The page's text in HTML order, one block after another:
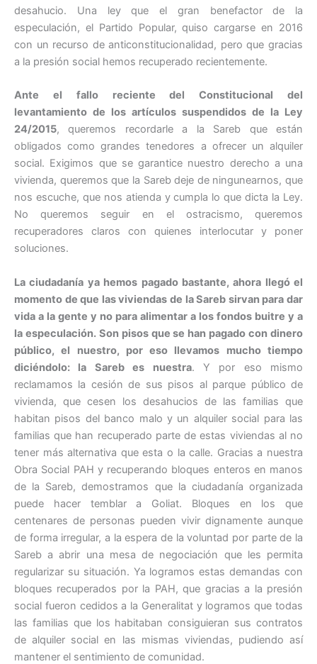
desahucio. Una ley que el gran benefactor de la
especulación, el Partido Popular, quiso cargarse en 2016
con un recurso de anticonstitucionalidad, pero que gracias
a la presión social hemos recuperado recientemente.
Ante el fallo reciente del Constitucional del
levantamiento de los artículos suspendidos de la Ley
24/2015, queremos recordarle a la Sareb que están
obligados como grandes tenedores a ofrecer un alquiler
social. Exigimos que se garantice nuestro derecho a una
vivienda, queremos que la Sareb deje de ningunearnos, que
nos escuche, que nos atienda y cumpla lo que dicta la Ley.
No queremos seguir en el ostracismo, queremos
recuperadores claros con quienes interlocutar y poner
soluciones.
La ciudadanía ya hemos pagado bastante, ahora llegó el
momento de que las viviendas de la Sareb sirvan para dar
vida a la gente y no para alimentar a los fondos buitre y a
la especulación. Son pisos que se han pagado con dinero
público, el nuestro, por eso llevamos mucho tiempo
diciéndolo: la Sareb es nuestra. Y por eso mismo
reclamamos la cesión de sus pisos al parque público de
vivienda, que cesen los desahucios de las familias que
habitan pisos del banco malo y un alquiler social para las
familias que han recuperado parte de estas viviendas al no
tener más alternativa que esta o la calle. Gracias a nuestra
Obra Social PAH y recuperando bloques enteros en manos
de la Sareb, demostramos que la ciudadanía organizada
puede hacer temblar a Goliat. Bloques en los que
centenares de personas pueden vivir dignamente aunque
de forma irregular, a la espera de la voluntad por parte de la
Sareb a abrir una mesa de negociación que les permita
regularizar su situación. Ya logramos estas demandas con
bloques recuperados por la PAH, que gracias a la presión
social fueron cedidos a la Generalitat y logramos que todas
las familias que los habitaban consiguieran sus contratos
de alquiler social en las mismas viviendas, pudiendo así
mantener el sentimiento de comunidad.